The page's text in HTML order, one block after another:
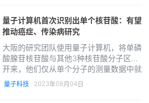
量子计算机首次识别出单个核苷酸：有望
推动癌症、传染病研究
大阪的研究团队使用量子计算机，将单磷
酸腺苷核苷酸与其他3种核苷酸分子区分
开来，他们仅从单个分子的测量数据中就
可检测出单磷酸腺苷核苷酸，因为其电
量子科技 2023年08月04日